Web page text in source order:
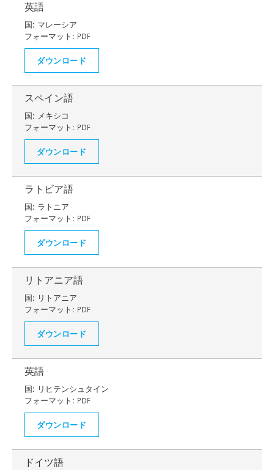
英語
国: マレーシア
フォーマット: PDF
ダウンロード
スペイン語
国: メキシコ
フォーマット: PDF
ダウンロード
ラトビア語
国: ラトニア
フォーマット: PDF
ダウンロード
リトアニア語
国: リトアニア
フォーマット: PDF
ダウンロード
英語
国: リヒテンシュタイン
フォーマット: PDF
ダウンロード
ドイツ語